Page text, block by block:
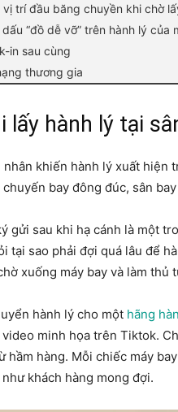
trí đầu băng chuyền khi chờ
“đồ dễ vỡ” trên hành lý của
in sau cùng
thương gia
lấy hành lý tại
khiến hành lý xuất hiện
bay đông đúc, sân
gửi sau khi hạ cánh là một
tại sao phải đợi quá lâu để
xuống máy bay và làm thủ
hành lý cho một hãng
minh họa trên Tiktok.
hầm hàng. Mỗi chiếc máy
khách hàng mong đợi.